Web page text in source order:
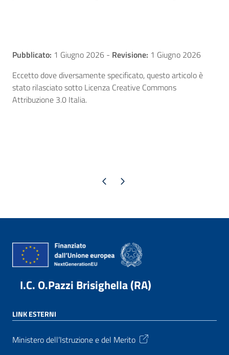
Pubblicato: 1 Giugno 2026 - Revisione: 1 Giugno 2026
Eccetto dove diversamente specificato, questo articolo è
stato rilasciato sotto Licenza Creative Commons
Attribuzione 3.0 Italia.
Pagina precedente
Pagina successiva
I.C. O.Pazzi Brisighella (RA)
LINK ESTERNI
Ministero dell’Istruzione e del Merito